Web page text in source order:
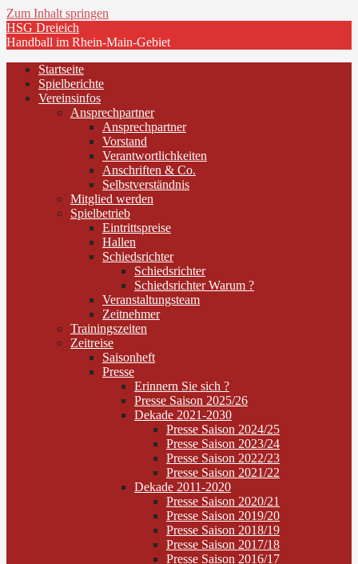
Zum Inhalt springen
HSG Dreieich
Handball im Rhein-Main-Gebiet
Startseite
Spielberichte
Vereinsinfos
Ansprechpartner
Ansprechpartner
Vorstand
Verantwortlichkeiten
Anschriften & Co.
Selbstverständnis
Mitglied werden
Spielbetrieb
Eintrittspreise
Hallen
Schiedsrichter
Schiedsrichter
Schiedsrichter Warum ?
Veranstaltungsteam
Zeitnehmer
Trainingszeiten
Zeitreise
Saisonheft
Presse
Erinnern Sie sich ?
Presse Saison 2025/26
Dekade 2021-2030
Presse Saison 2024/25
Presse Saison 2023/24
Presse Saison 2022/23
Presse Saison 2021/22
Dekade 2011-2020
Presse Saison 2020/21
Presse Saison 2019/20
Presse Saison 2018/19
Presse Saison 2017/18
Presse Saison 2016/17